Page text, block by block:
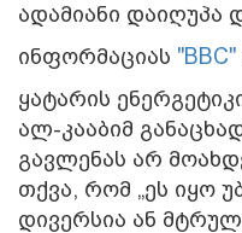
ადამიანი დაიღუპა
ინფორმაციას "BBC"
ყატარის
ალ-კააბიმ
გავლენას არ
თქვა, რომ „ეს იყო
დივერსია ან